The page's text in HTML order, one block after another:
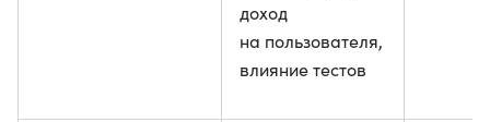
доход
на пользователя,
влияние тестов